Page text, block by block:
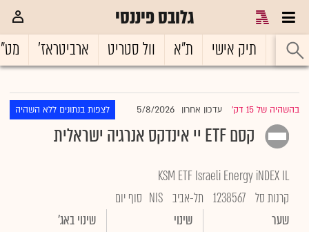
גלובס פיננסי
ראשי תיק אישי ת"א וול סטריט ארביטראז'
בהשהיה של 15 דק' |עדכון אחרון 5/8/2026 לצפות בנתונים ללא השהיה
קסם ETF יי אינדקס אנרגיה ישראלית
KSM ETF Israeli Energy iNDEX IL
קרנות סל 1238567 תל-אביב NIS סוף יום
שער
שינוי שינוי באג'